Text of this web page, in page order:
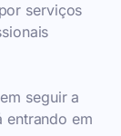
serviços
seguir a
entrando em